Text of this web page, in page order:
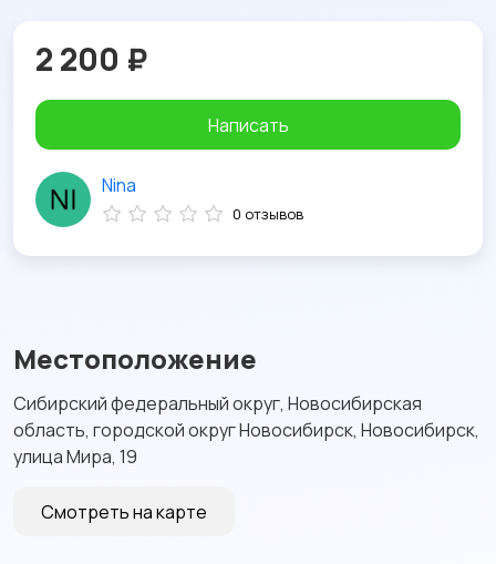
Местоположение
Сибирский федеральный округ, Новосибирская
область, городской округ Новосибирск, Новосибирск,
улица Мира, 19
Смотреть на карте
2 200 ₽
Написать
Nina
0 отзывов